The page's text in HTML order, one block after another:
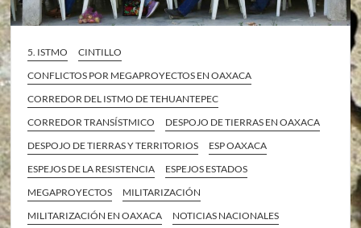
5. ISTMO
CINTILLO
CONFLICTOS POR MEGAPROYECTOS EN OAXACA
CORREDOR DEL ISTMO DE TEHUANTEPEC
CORREDOR TRANSÍSTMICO
DESPOJO DE TIERRAS EN OAXACA
DESPOJO DE TIERRAS Y TERRITORIOS
ESP OAXACA
ESPEJOS DE LA RESISTENCIA
ESPEJOS ESTADOS
MEGAPROYECTOS
MILITARIZACIÓN
MILITARIZACIÓN EN OAXACA
NOTICIAS NACIONALES